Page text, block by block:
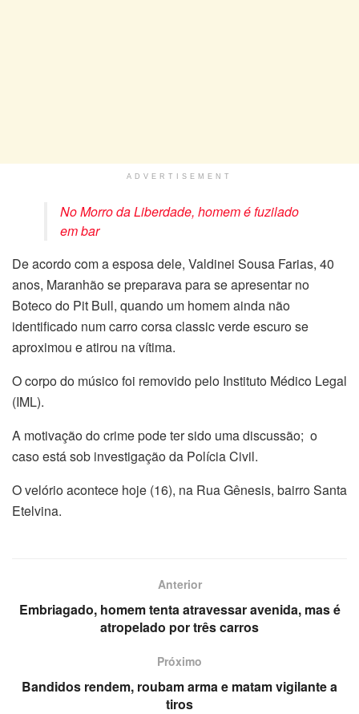
ADVERTISEMENT
No Morro da Liberdade, homem é fuzilado
em bar
De acordo com a esposa dele, Valdinei Sousa Farias, 40
anos, Maranhão se preparava para se apresentar no
Boteco do Pit Bull, quando um homem ainda não
identificado num carro corsa classic verde escuro se
aproximou e atirou na vítima.
O corpo do músico foi removido pelo Instituto Médico Legal
(IML).
A motivação do crime pode ter sido uma discussão; o
caso está sob investigação da Polícia Civil.
O velório acontece hoje (16), na Rua Gênesis, bairro Santa
Etelvina.
Anterior
Embriagado, homem tenta atravessar avenida, mas é
atropelado por três carros
Próximo
Bandidos rendem, roubam arma e matam vigilante a
tiros